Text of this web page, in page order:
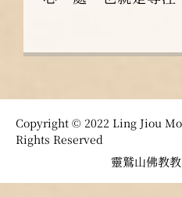
如果能在禪定上得
如何安住？
Copyright © 2022 Ling Jiou
Rights Reserved
靈鷲山佛教